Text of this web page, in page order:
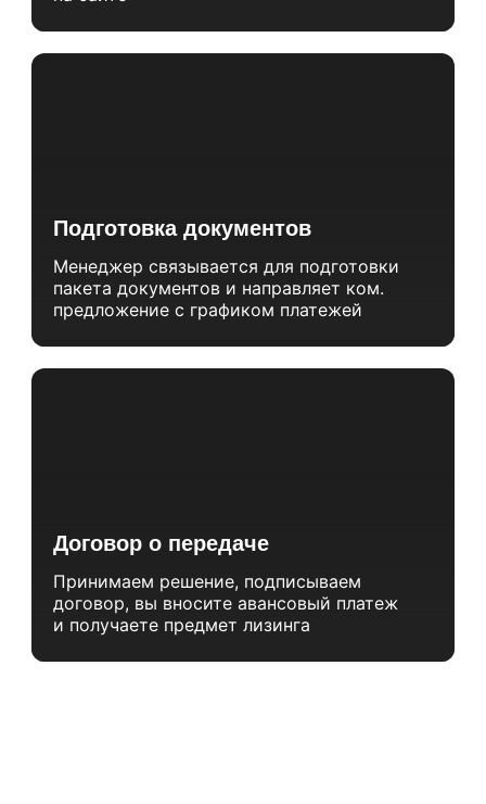
Подготовка документов
Менеджер связывается для подготовки
пакета документов и направляет ком.
предложение с графиком платежей
Договор о передаче
Принимаем решение, подписываем
договор, вы вносите авансовый платеж
и получаете предмет лизинга